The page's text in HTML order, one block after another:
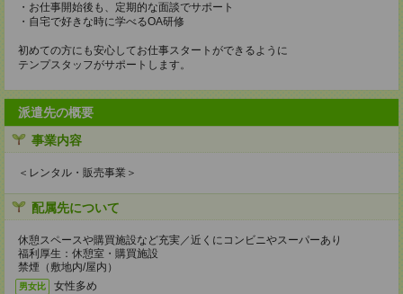
・お仕事開始後も、定期的な面談でサポート
・自宅で好きな時に学べるOA研修
初めての方にも安心してお仕事スタートができるように
テンプスタッフがサポートします。
派遣先の概要
事業内容
＜レンタル・販売事業＞
配属先について
休憩スペースや購買施設など充実／近くにコンビニやスーパーあり
福利厚生：休憩室・購買施設
禁煙（敷地内/屋内）
男女比 女性多め